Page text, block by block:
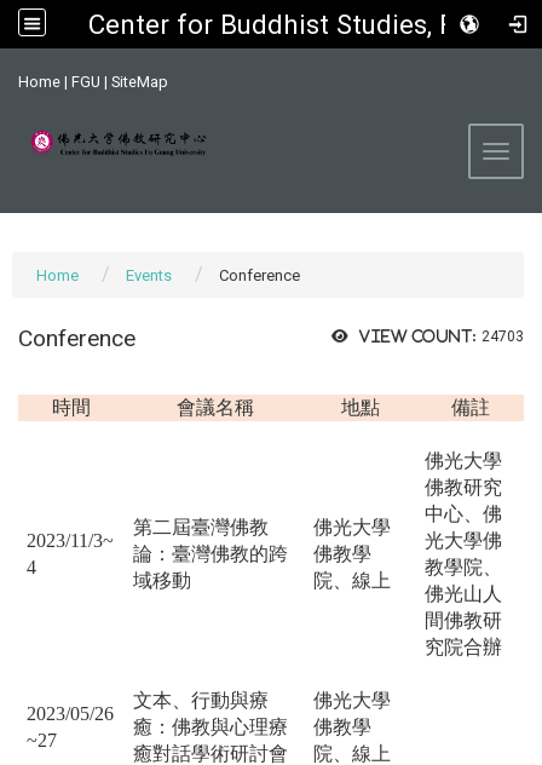
Center for Buddhist Studies, FGU
Home | FGU | SiteMap
Home Events Conference
View count: 24703
Conference
時間 會議名稱 地點 備註
2023/11/3~
4
第二屆臺灣佛教
論：臺灣佛教的跨
域移動
佛光大學
佛教學
院、線上
佛光大學
佛教研究
中心、佛
光大學佛
教學院、
佛光山人
間佛教研
究院合辦
2023/05/26
~27
文本、行動與療
癒：佛教與心理療
癒對話學術研討會
佛光大學
佛教學
院、線上